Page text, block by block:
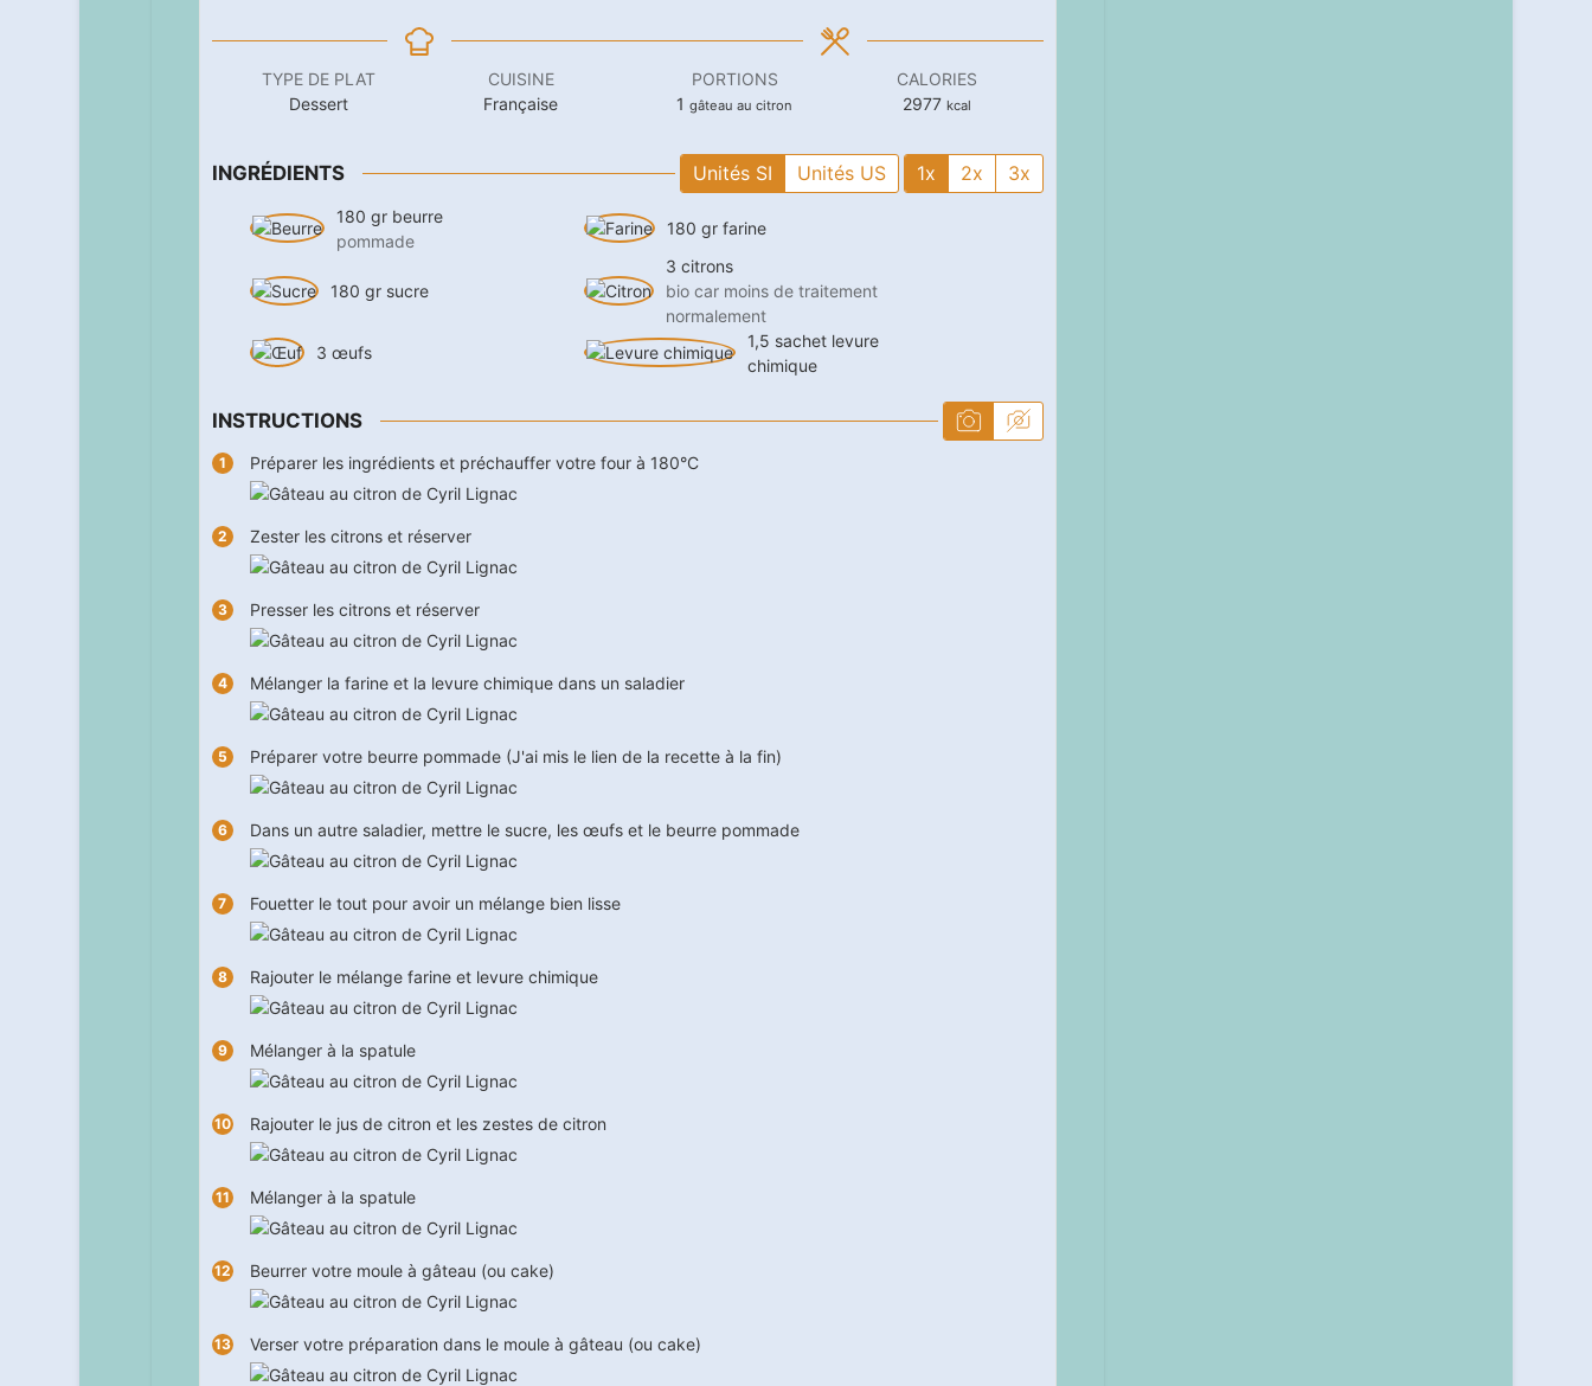
TYPE DE PLAT
Dessert
CUISINE
Française
PORTIONS
1 gâteau au citron
CALORIES
2977 kcal
INGRÉDIENTS Unités SI Unités US 1x 2x 3x
180 gr beurre
pommade
180 gr farine
180 gr sucre
3 citrons
bio car moins de traitement
normalement
3 œufs
1,5 sachet levure
chimique
INSTRUCTIONS
Préparer les ingrédients et préchauffer votre four à 180°C
Zester les citrons et réserver
Presser les citrons et réserver
Mélanger la farine et la levure chimique dans un saladier
Préparer votre beurre pommade (J'ai mis le lien de la recette à la fin)
Dans un autre saladier, mettre le sucre, les œufs et le beurre pommade
Fouetter le tout pour avoir un mélange bien lisse
Rajouter le mélange farine et levure chimique
Mélanger à la spatule
Rajouter le jus de citron et les zestes de citron
Mélanger à la spatule
Beurrer votre moule à gâteau (ou cake)
Verser votre préparation dans le moule à gâteau (ou cake)